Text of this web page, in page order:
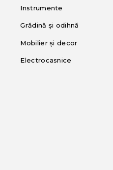
Instrumente
Grădină și odihnă
Mobilier și decor
Electrocasnice